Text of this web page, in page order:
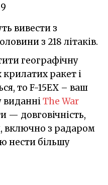
вивести з
з 218 літаків.
географічну
крилатих ракет і
то F-15EX – ваш
виданніThe War
— довговічність,
включно з радаром
нести більшу